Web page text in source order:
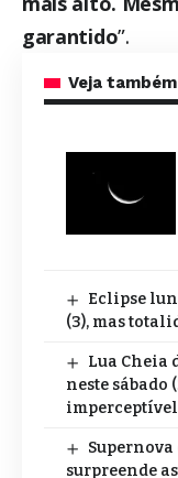
garantido”.
Veja também
Eclipse
(3), mas
Lua Cheia
neste sábado
imperceptível
surpreende